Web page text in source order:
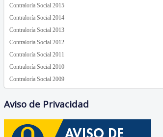
Contraloría Social 2015
Contraloría Social 2014
Contraloría Social 2013
Contraloría Social 2012
Contraloría Social 2011
Contraloría Social 2010
Contraloría Social 2009
Aviso de Privacidad